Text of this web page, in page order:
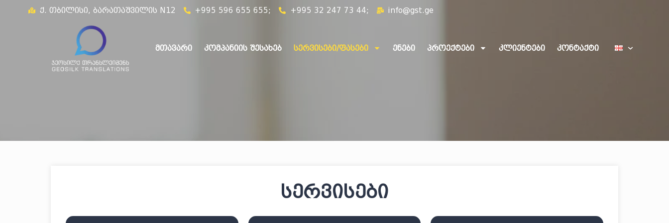
ქ. თბილისი, ბარათაშვილის N12 +995 596 655 655; +995 32 247 73 44; info@gst.ge
მთავარი კომპანიის შესახებ სერვისები/ფასები ენები პროექტები კლიენტები კონტაქტი
სერვისები